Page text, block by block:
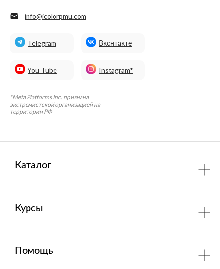
info@icolorpmu.com
Telegram Вконтакте
*Meta Platforms Inc. признана
экстремистской организацией на
территории РФ
You Tube Instagram*
Каталог
Курсы
Помощь